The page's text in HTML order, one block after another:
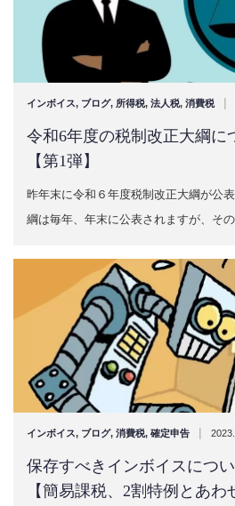
インボイス, ブログ, 所得税, 法人税, 消費税 |
令和6年度の税制改正大綱に
【第1弾】
昨年末に令和６年度税制改正大綱が公
綱は毎年、年末に公表されますが、そ
インボイス, ブログ, 消費税, 確定申告 |
保存すべきインボイスにつ
【簡易課税、2割特例とあわ